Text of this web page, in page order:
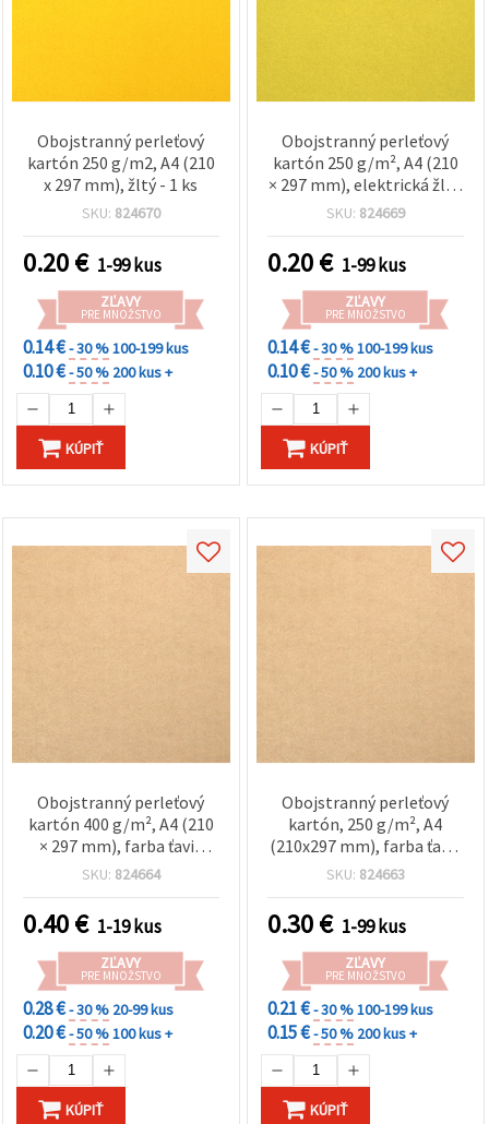
Obojstranný perleťový
kartón 250 g/m2, A4 (210
x 297 mm), žltý - 1 ks
SKU: 824670
0.20€ 1-99 kus
ZĽAVY
PRE MNOŽSTVO
0.14 €- 30 %100-199 kus
0.10 €- 50 % 200 kus +
KÚPIŤ
Obojstranný perleťový
kartón 250 g/m², A4 (210
× 297 mm), elektrická žltá
– 1 ks
SKU: 824669
0.20€ 1-99 kus
ZĽAVY
PRE MNOŽSTVO
0.14 €- 30 %100-199 kus
0.10 €- 50 % 200 kus +
KÚPIŤ
Obojstranný perleťový
kartón 400 g/m², A4 (210
× 297 mm), farba ťavia
(Camel) – 1 ks
SKU: 824664
0.40€ 1-19 kus
ZĽAVY
PRE MNOŽSTVO
0.28 €- 30 % 20-99 kus
0.20 €- 50 %100 kus +
KÚPIŤ
Obojstranný perleťový
kartón, 250 g/m², A4
(210x297 mm), farba ťavia
(Camel) - 1 ks
SKU: 824663
0.30€ 1-99 kus
ZĽAVY
PRE MNOŽSTVO
0.21 €- 30 %100-199 kus
0.15 €- 50 % 200 kus +
KÚPIŤ